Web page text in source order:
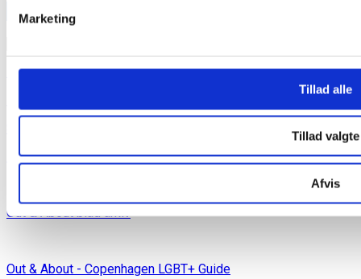
Marketing
Tillad alle
Tillad valgte
Afvis
INDLÆG
Medieinfo banner
Mediakit in English
Out & About blad arkiv
Out & About - Copenhagen LGBT+ Guide